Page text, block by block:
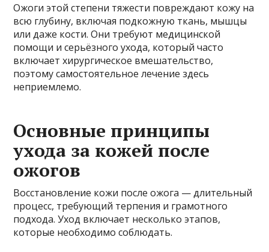
Ожоги этой степени тяжести повреждают кожу на
всю глубину, включая подкожную ткань, мышцы
или даже кости. Они требуют медицинской
помощи и серьёзного ухода, который часто
включает хирургическое вмешательство,
поэтому самостоятельное лечение здесь
неприемлемо.
Основные принципы
ухода за кожей после
ожогов
Восстановление кожи после ожога — длительный
процесс, требующий терпения и грамотного
подхода. Уход включает несколько этапов,
которые необходимо соблюдать.